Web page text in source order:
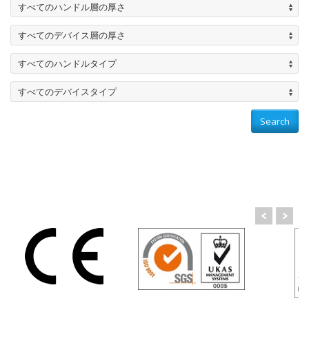
すべてのハンドル層の厚さ
すべてのデバイス層の厚さ
すべてのハンドルタイプ
すべてのデバイスタイプ